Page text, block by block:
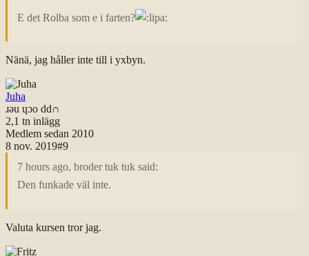
E det Rolba som e i farten?
Nänä, jag håller inte till i yxbyn.
Juha
ɹǝu ɥɔo dd∩
2,1 tn inlägg
Medlem sedan 2010
8 nov. 2019#9
7 hours ago, broder tuk tuk said:
Den funkade väl inte.
Valuta kursen tror jag.